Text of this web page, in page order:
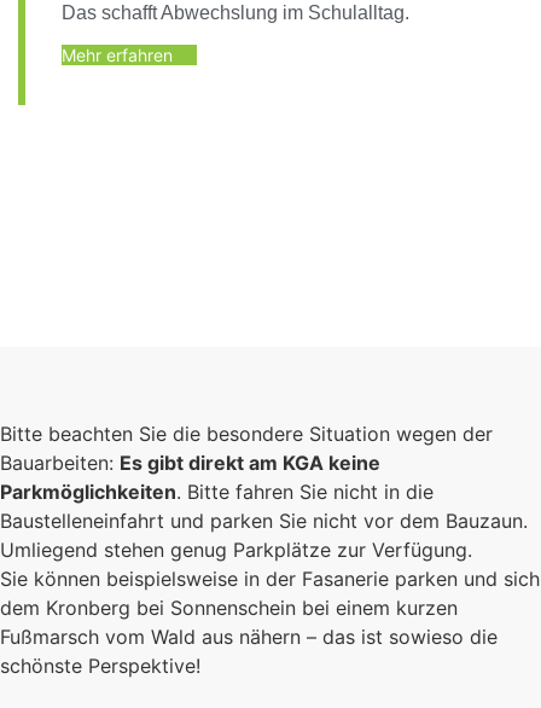
Das schafft Abwechslung im Schulalltag.
Mehr erfahren
Bitte beachten Sie die besondere Situation wegen der
Bauarbeiten: Es gibt direkt am KGA keine
Parkmöglichkeiten. Bitte fahren Sie nicht in die
Baustelleneinfahrt und parken Sie nicht vor dem Bauzaun.
Umliegend stehen genug Parkplätze zur Verfügung.
Sie können beispielsweise in der Fasanerie parken und sich
dem Kronberg bei Sonnenschein bei einem kurzen
Fußmarsch vom Wald aus nähern – das ist sowieso die
schönste Perspektive!